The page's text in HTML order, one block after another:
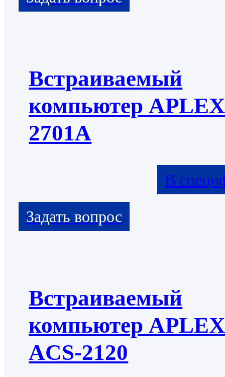
Встраиваемый
компьютер
2701A
В
Встраиваемый
компьютер
ACS-2120